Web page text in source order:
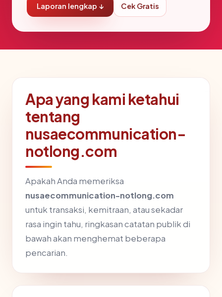
Laporan lengkap ↓ Cek Gratis
Apa yang kami ketahui
tentang
nusaecommunication-
notlong.com
Apakah Anda memeriksa
nusaecommunication-notlong.com
untuk transaksi, kemitraan, atau sekadar
rasa ingin tahu, ringkasan catatan publik di
bawah akan menghemat beberapa
pencarian.